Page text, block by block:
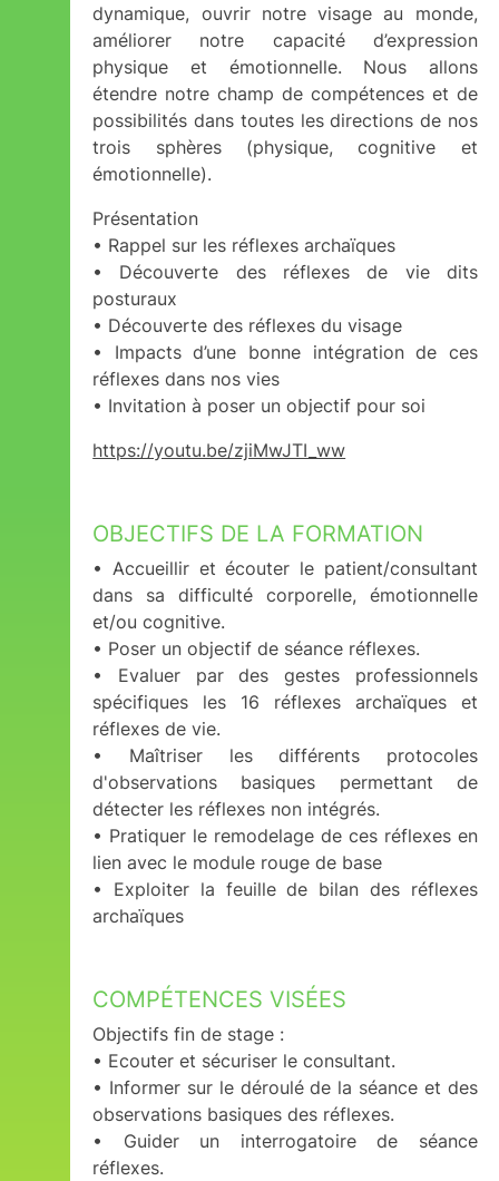
dynamique, ouvrir notre visage au monde,
améliorer notre capacité d’expression
physique et émotionnelle. Nous allons
étendre notre champ de compétences et de
possibilités dans toutes les directions de nos
trois sphères (physique, cognitive et
émotionnelle).
Présentation
• Rappel sur les réflexes archaïques
• Découverte des réflexes de vie dits
posturaux
• Découverte des réflexes du visage
• Impacts d’une bonne intégration de ces
réflexes dans nos vies
• Invitation à poser un objectif pour soi
https://youtu.be/zjiMwJTI_ww
OBJECTIFS DE LA FORMATION
• Accueillir et écouter le patient/consultant
dans sa difficulté corporelle, émotionnelle
et/ou cognitive.
• Poser un objectif de séance réflexes.
• Evaluer par des gestes professionnels
spécifiques les 16 réflexes archaïques et
réflexes de vie.
• Maîtriser les différents protocoles
d'observations basiques permettant de
détecter les réflexes non intégrés.
• Pratiquer le remodelage de ces réflexes en
lien avec le module rouge de base
• Exploiter la feuille de bilan des réflexes
archaïques
COMPÉTENCES VISÉES
Objectifs fin de stage :
• Ecouter et sécuriser le consultant.
• Informer sur le déroulé de la séance et des
observations basiques des réflexes.
• Guider un interrogatoire de séance
réflexes.